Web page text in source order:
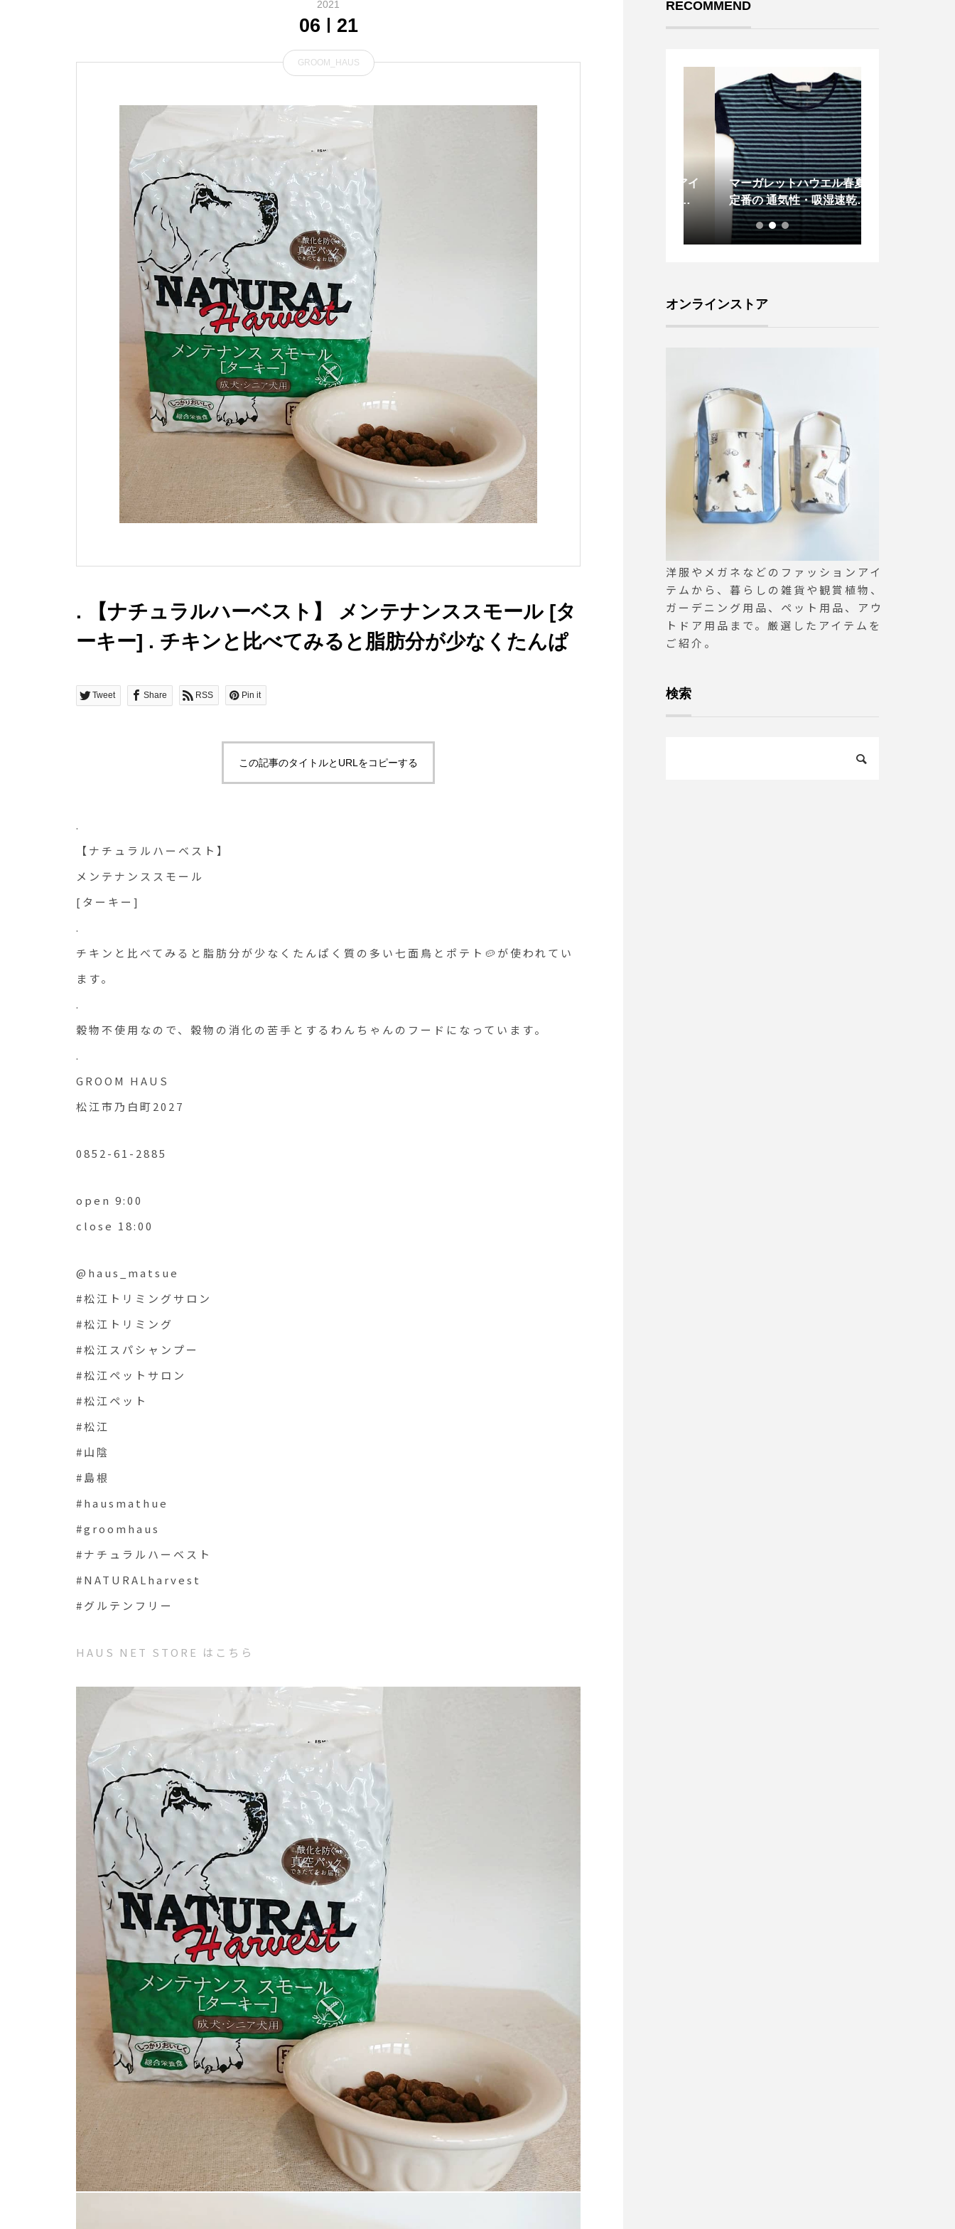
2021
06 21
GROOM_HAUS
. 【ナチュラルハーベスト】 メンテナンススモール [タ
ーキー] . チキンと比べてみると脂肪分が少なくたんぱ
Tweet Share RSS Pin it
この記事のタイトルとURLをコピーする
.
【ナチュラルハーベスト】
メンテナンススモール
[ターキー]
.
チキンと比べてみると脂肪分が少なくたんぱく質の多い七面鳥とポテト🥔が使われてい
ます。
.
穀物不使用なので、穀物の消化の苦手とするわんちゃんのフードになっています。
.
GROOM HAUS
松江市乃白町2027
0852-61-2885
open 9:00
close 18:00
@haus_matsue
#松江トリミングサロン
#松江トリミング
#松江スパシャンプー
#松江ペットサロン
#松江ペット
#松江
#山陰
#島根
#hausmathue
#groomhaus
#ナチュラルハーベスト
#NATURALharvest
#グルテンフリー
HAUS NET STORE はこちら
RECOMMEND
．１着あると重宝する、冬季
の強い味方。 TAIONINNER
DOWNアウトドアシーンか
らビジネスシーンまで幅広く
対応できる汎用性の高いイン
ナーダウン。羽毛は軽くて反
発力の良い650フィルパワー
以上のダウンを使用。表地は
高密度400T以上のタフタに
超撥水高密度加工を施したナ
イロンを使用しているので、
撥水だけではなく、汚れも付
きにくいのが特徴です。お財
布に優しい価格帯もうれしい
ところ。men's model 176
㎝ size L着用womans mod
el 159㎝ size S着用本アカ
ウントのプロフィールURLか
らアクセス頂けます。是非、
ご覧下さいませ！ ． ． @ha
us_net_store ．#TAION#TA
マーガレットハウエル春夏の
定番の 通気性・吸湿速乾性
に優れた リネンストライプ
ジャージー 今年の
オンラインストア
洋服やメガネなどのファッションアイ
テムから、暮らしの雑貨や観賞植物、
ガーデニング用品、ペット用品、アウ
トドア用品まで。厳選したアイテムを
ご紹介。
検索